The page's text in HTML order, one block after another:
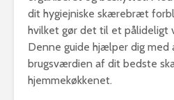
dit hygiejniske skærebræt
hvilket gør det til et pålideligt
Denne guide hjælper dig med
brugsværdien af dit bedste
hjemmekøkkenet.